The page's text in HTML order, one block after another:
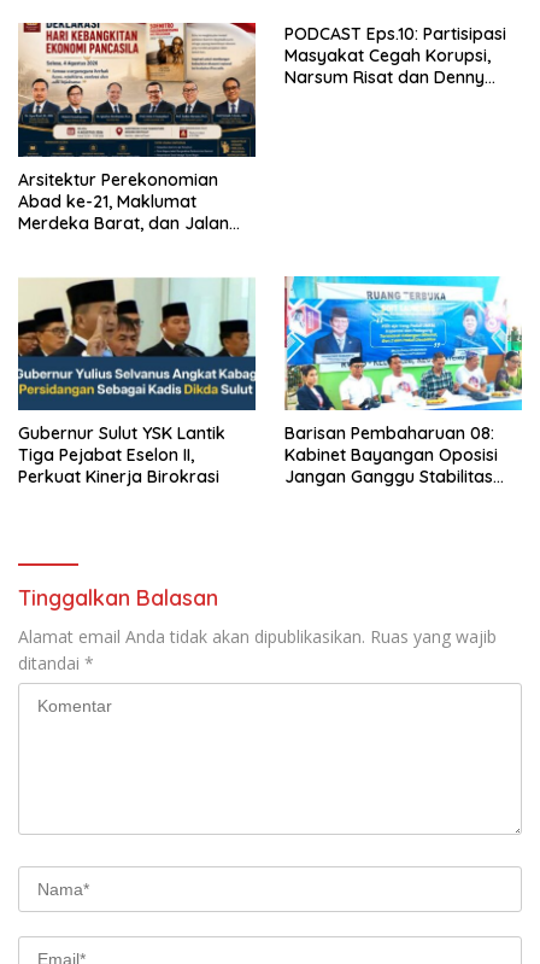
Kompetitif
Arsitektur Perekonomian
Abad ke-21, Maklumat
Merdeka Barat, dan Jalan
PODCAST Eps.10: Partisipasi
Masyakat Cegah Korupsi,
Narsum Risat dan Denny
Gubernur Sulut YSK Lantik
Tiga Pejabat Eselon II,
Perkuat Kinerja Birokrasi
Barisan Pembaharuan 08:
Kabinet Bayangan Oposisi
Jangan Ganggu Stabilitas
Tinggalkan Balasan
Alamat email Anda tidak akan dipublikasikan. Ruas yang wajib
ditandai *